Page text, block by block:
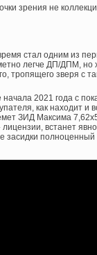
зрения не
стал одним из
легче ДП/ДПМ, но
тропящего зверя с
2021 года с
как находит
ЗИД Максима
встанет
засидки